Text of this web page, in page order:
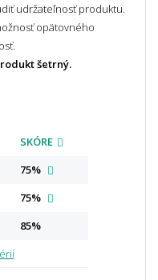
udržateľnosť produktu.
opätovného
šetrný.
SKÓRE
75%
75%
85%